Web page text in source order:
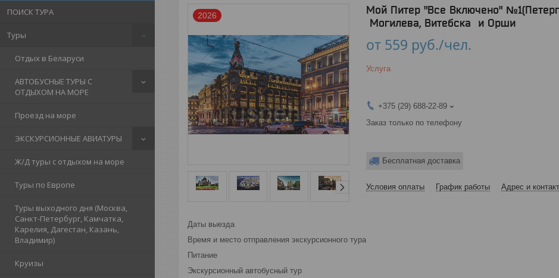
ПОИСК ТУРА
Туры
Отдых в Беларуси
АВТОБУСНЫЕ ТУРЫ С
ОТДЫХОМ НА МОРЕ
Проезд на море
ЭКСКУРСИОННЫЕ АВИАТУРЫ
Ж/Д туры с отдыхом на море
Туры по Европе
Туры выходного дня (Москва,
Санкт-Петербург, Камчатка,
Карелия, Дагестан, Казань,
Владимир)
Круизы
2026
Мой Питер "Все Включено"
Могилева, Витебска и Орши
от 559 руб./чел.
Услуга
+375 (29) 688-22-89
Заказ только по телефону
Бесплатная доставка
Условия оплаты График работы Адрес и
Даты выезда
Время и место отправления экскурсионного тура
Питание
Экскурсионный автобусный тур